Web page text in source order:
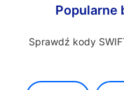
Popularne
Sprawdź kody